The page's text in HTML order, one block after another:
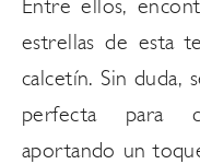
Entre ellos,
estrellas de esta
calcetín. Sin duda,
perfecta para
aportando un